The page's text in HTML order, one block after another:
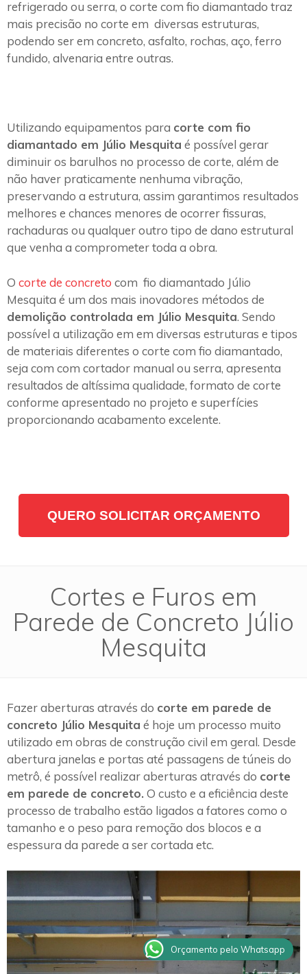
refrigerado ou serra, o corte com fio diamantado traz
mais precisão no corte em diversas estruturas,
podendo ser em concreto, asfalto, rochas, aço, ferro
fundido, alvenaria entre outras.
Utilizando equipamentos para corte com fio
diamantado em Júlio Mesquita é possível gerar
diminuir os barulhos no processo de corte, além de
não haver praticamente nenhuma vibração,
preservando a estrutura, assim garantimos resultados
melhores e chances menores de ocorrer fissuras,
rachaduras ou qualquer outro tipo de dano estrutural
que venha a comprometer toda a obra.
O corte de concreto com fio diamantado Júlio
Mesquita é um dos mais inovadores métodos de
demolição controlada em Júlio Mesquita. Sendo
possível a utilização em em diversas estruturas e tipos
de materiais diferentes o corte com fio diamantado,
seja com com cortador manual ou serra, apresenta
resultados de altíssima qualidade, formato de corte
conforme apresentado no projeto e superfícies
proporcionando acabamento excelente.
QUERO SOLICITAR ORÇAMENTO
Cortes e Furos em
Parede de Concreto Júlio
Mesquita
Fazer aberturas através do corte em parede de
concreto Júlio Mesquita é hoje um processo muito
utilizado em obras de construção civil em geral. Desde
abertura janelas e portas até passagens de túneis do
metrô, é possível realizar aberturas através do corte
em parede de concreto. O custo e a eficiência deste
processo de trabalho estão ligados a fatores como o
tamanho e o peso para remoção dos blocos e a
espessura da parede a ser cortada etc.
Orçamento pelo Whatsapp